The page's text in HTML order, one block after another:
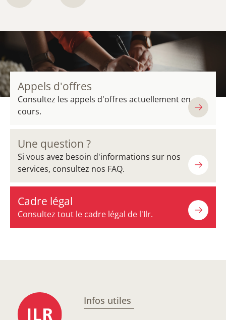
Appels d'offres
Consultez les appels d'offres actuellement en
cours.
Une question ?
Si vous avez besoin d'informations sur nos
services, consultez nos FAQ.
Cadre légal
Consultez tout le cadre légal de l'Ilr.
Infos utiles